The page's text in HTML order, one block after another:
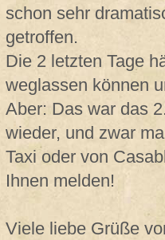
schon sehr
getroffen.
Die 2 letzten Tage
weglassen können
Aber: Das war das
wieder, und zwar
Taxi oder von
Ihnen melden!
Viele liebe Grüße